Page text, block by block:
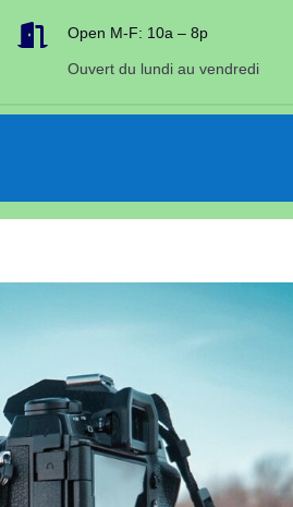
 Open M-F: 10a – 8p
Ouvert du lundi au vendredi